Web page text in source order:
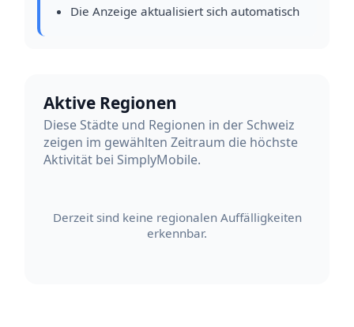
Die Anzeige aktualisiert sich automatisch
Aktive Regionen
Diese Städte und Regionen in der Schweiz
zeigen im gewählten Zeitraum die höchste
Aktivität bei SimplyMobile.
Derzeit sind keine regionalen Auffälligkeiten
erkennbar.